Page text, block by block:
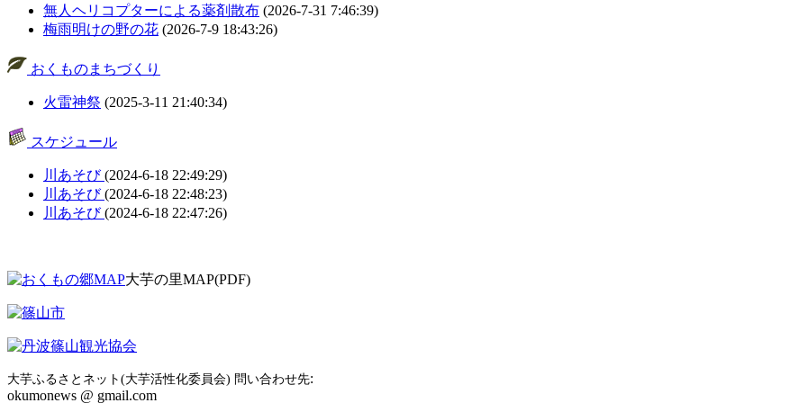
無人ヘリコプターによる薬剤散布 (2026-7-31 7:46:39)
梅雨明けの野の花 (2026-7-9 18:43:26)
おくものまちづくり
火雷神祭 (2025-3-11 21:40:34)
スケジュール
川あそび(2024-6-18 22:49:29)
川あそび(2024-6-18 22:48:23)
川あそび(2024-6-18 22:47:26)
大芋の里MAP(PDF)
大芋ふるさとネット(大芋活性化委員会) 問い合わせ先:
okumonews @ gmail.com